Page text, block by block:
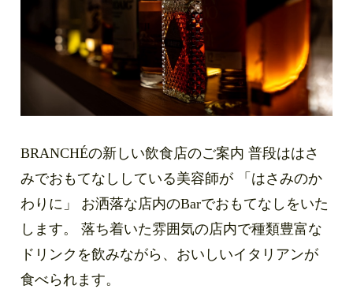
BRANCHÉの新しい飲食店のご案内 普段ははさ
みでおもてなししている美容師が 「はさみのか
わりに」 お洒落な店内のBarでおもてなしをいた
します。 落ち着いた雰囲気の店内で種類豊富な
ドリンクを飲みながら、おいしいイタリアンが
食べられます。